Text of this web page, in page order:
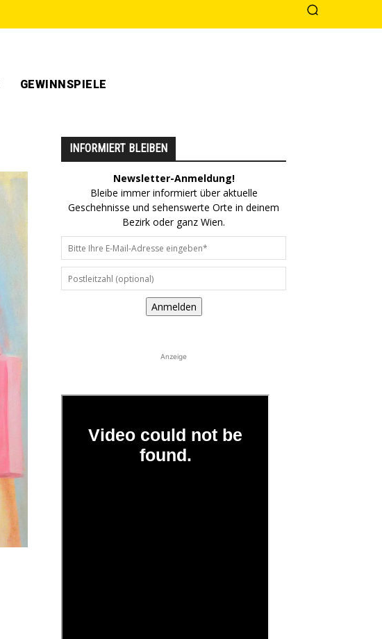
GEWINNSPIELE
INFORMIERT BLEIBEN
Newsletter-Anmeldung!
Bleibe immer informiert über aktuelle
Geschehnisse und sehenswerte Orte in deinem
Bezirk oder ganz Wien.
Anmelden
Anzeige